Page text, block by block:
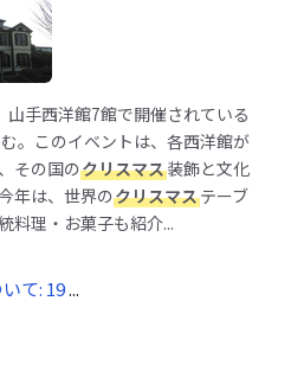
山手西洋館7館で開催されている
。このイベントは、各西洋館が
その国のクリスマス装飾と文化
年は、世界のクリスマステーブ
料理・お菓子も紹介...
て: 19...